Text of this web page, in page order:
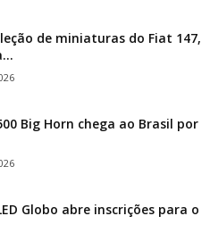
de miniaturas do Fiat 147,
Big Horn chega ao Brasil por
Globo abre inscrições para o